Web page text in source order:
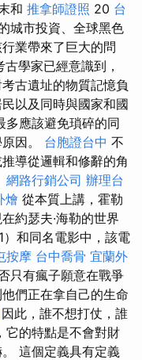
和 推拿師證照 20 台
城市投資、全球黑色
業帶來了巨大的問
古學家已經意識到，
古遺址的物質記憶負
以及同時與國家和國
多應該避免瑣碎的同
因。 台胞證台中 不
導從邏輯和修辭的角
網路行銷公司 辦理台
燴 從本質上講，霍勒
約瑟夫·海勒的世界
和同名電影中，該電
按摩 台中喬骨 宜蘭外
只有瘋子願意在戰爭
們正在拿自己的生命
因此，誰不想打仗，誰
它的特點是不會對財
這個定義具有定義